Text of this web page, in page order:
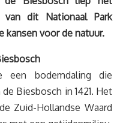
van dit Nationaal Park
kansen voor de natuur.
een bodemdaling die
Biesbosch in 1421. Het
Zuid-Hollandse Waard